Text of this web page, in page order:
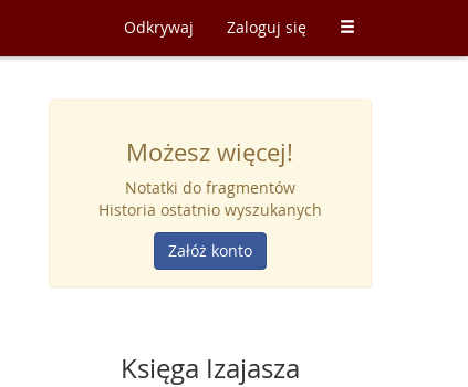
Odkrywaj Zaloguj się
Możesz więcej!
Notatki do fragmentów
Historia ostatnio wyszukanych
Załóż konto
Księga Izajasza